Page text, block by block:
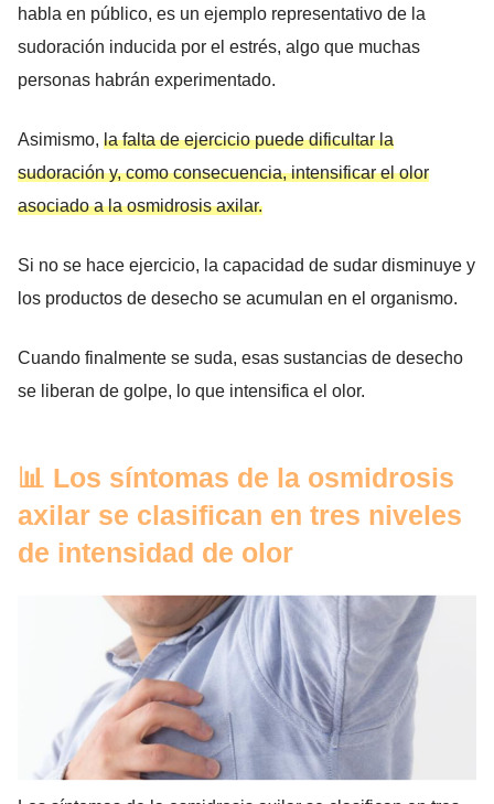
habla en público, es un ejemplo representativo de la
sudoración inducida por el estrés, algo que muchas
personas habrán experimentado.
Asimismo, la falta de ejercicio puede dificultar la
sudoración y, como consecuencia, intensificar el olor
asociado a la osmidrosis axilar.
Si no se hace ejercicio, la capacidad de sudar disminuye y
los productos de desecho se acumulan en el organismo.
Cuando finalmente se suda, esas sustancias de desecho
se liberan de golpe, lo que intensifica el olor.
📊 Los síntomas de la osmidrosis
axilar se clasifican en tres niveles
de intensidad de olor